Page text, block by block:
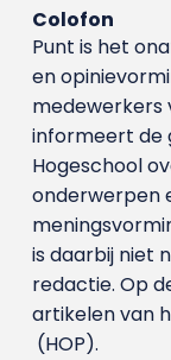
Colofon
Punt is het
en
medewerkers
informeert de
Hogeschool
onderwerpen
is daarbij niet
redactie. Op
artikelen van
(HOP).